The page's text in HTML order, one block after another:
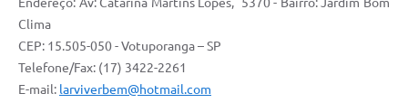
Clima
CEP: 15.505-050 - Votuporanga – SP
Telefone/Fax: (17) 3422-2261
E-mail: larviverbem@hotmail.com